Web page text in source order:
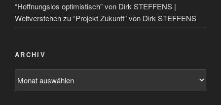
“Hoffnungslos optimistisch” von Dirk STEFFENS |
Weltverstehenzu“Projekt Zukunft” von Dirk STEFFENS
ARCHIV